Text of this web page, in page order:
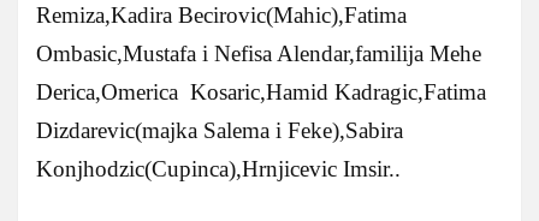
Remiza,Kadira Becirovic(Mahic),Fatima
Ombasic,Mustafa i Nefisa Alendar,familija Mehe
Derica,Omerica Kosaric,Hamid Kadragic,Fatima
Dizdarevic(majka Salema i Feke),Sabira
Konjhodzic(Cupinca),Hrnjicevic Imsir..